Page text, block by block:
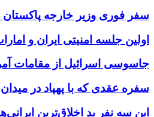
سفر فوری وزیر خارجه پاکستان
اولین جلسه امنیتی ایران و
جاسوسی اسرائیل از مقامات
سفره عقدی که با پهپاد در میدان